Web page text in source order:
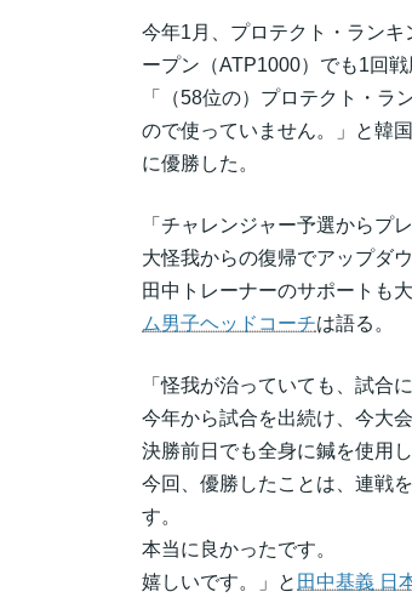
今年1月、プロテクト・ラン
ープン（ATP1000）でも1回戦
「（58位の）プロテクト・
ので使っていません。」と韓
に優勝した。
「チャレンジャー予選からプ
大怪我からの復帰でアップダ
田中トレーナーのサポートも
ム男子ヘッドコーチは語る。
「怪我が治っていても、試合
今年から試合を出続け、今大
決勝前日でも全身に鍼を使用
今回、優勝したことは、連戦
す。
本当に良かったです。
嬉しいです。」と 田中基義 日